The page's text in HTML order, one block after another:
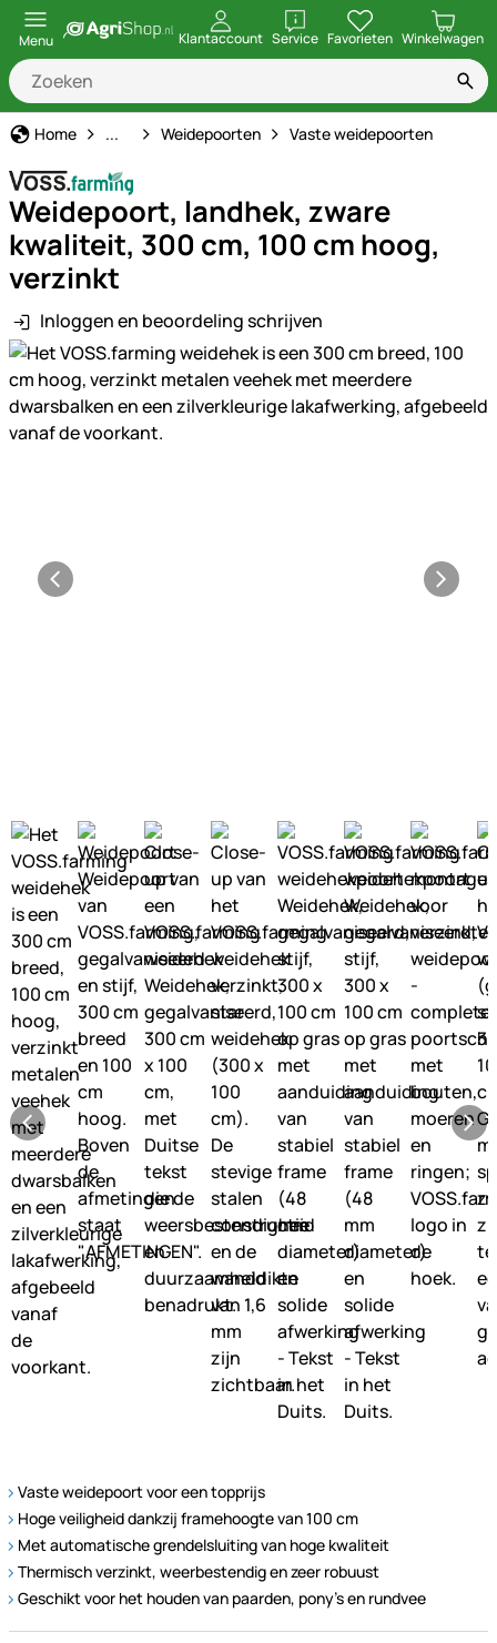
Menu Klantaccount ServiceopenenFavorieten Winkelwagen
Home Schrikdraad
... Weidepoorten Vaste weidepoorten
Weidepoort, landhek, zware
kwaliteit, 300 cm, 100 cm hoog,
verzinkt
Inloggen en beoordeling schrijven
Productgalerij
Vaste weidepoort voor een topprijs
Hoge veiligheid dankzij framehoogte van 100 cm
Met automatische grendelsluiting van hoge kwaliteit
Thermisch verzinkt, weerbestendig en zeer robuust
Geschikt voor het houden van paarden, pony's en rundvee